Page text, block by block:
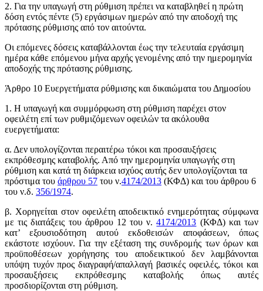
2. Για την υπαγωγή στη ρύθμιση πρέπει να καταβληθεί η πρώτη
δόση εντός πέντε (5) εργάσιμων ημερών από την αποδοχή της
πρότασης ρύθμισης από τον αιτούντα.
Οι επόμενες δόσεις καταβάλλονται έως την τελευταία εργάσιμη
ημέρα κάθε επόμενου μήνα αρχής γενομένης από την ημερομηνία
αποδοχής της πρότασης ρύθμισης.
Άρθρο 10 Ευεργετήματα ρύθμισης και δικαιώματα του Δημοσίου
1. Η υπαγωγή και συμμόρφωση στη ρύθμιση παρέχει στον
οφειλέτη επί των ρυθμιζόμενων οφειλών τα ακόλουθα
ευεργετήματα:
α. Δεν υπολογίζονται περαιτέρω τόκοι και προσαυξήσεις
εκπρόθεσμης καταβολής. Από την ημερομηνία υπαγωγής στη
ρύθμιση και κατά τη διάρκεια ισχύος αυτής δεν υπολογίζονται τα
πρόστιμα του άρθρου 57 του ν.4174/2013 (ΚΦΔ) και του άρθρου 6
του ν.δ. 356/1974.
β. Χορηγείται στον οφειλέτη αποδεικτικό ενημερότητας σύμφωνα
με τις διατάξεις του άρθρου 12 του ν.4174/2013 (ΚΦΔ) και των
κατ’ εξουσιοδότηση αυτού εκδοθεισών αποφάσεων, όπως
εκάστοτε ισχύουν. Για την εξέταση της συνδρομής των όρων και
προϋποθέσεων χορήγησης του αποδεικτικού δεν λαμβάνονται
υπόψη τυχόν προς διαγραφή/απαλλαγή βασικές οφειλές, τόκοι και
προσαυξήσεις εκπρόθεσμης καταβολής όπως αυτές
προσδιορίζονται στη ρύθμιση.